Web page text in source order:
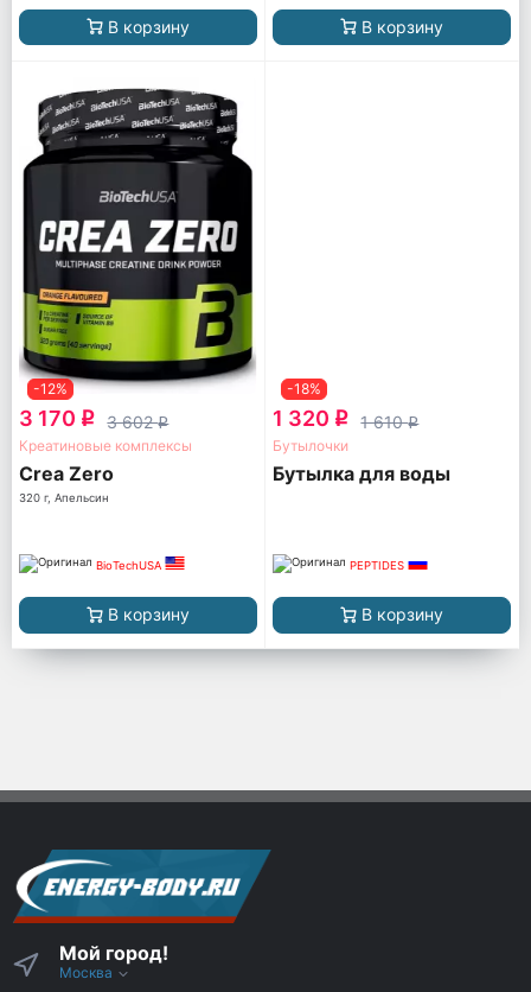
В корзину В корзину
-12%
3 170 q 3 602q
Креатиновые комплексы
Crea Zero
320 г, Апельсин
BioTechUSA
В корзину
-18%
1 320 q 1 610q
Бутылочки
Бутылка для воды
PEPTIDES
В корзину
Мой город!
Москва